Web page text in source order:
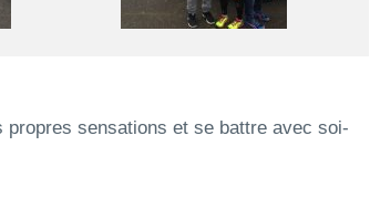
propres sensations et se battre avec soi-